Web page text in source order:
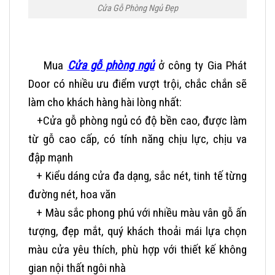
Cửa Gỗ Phòng Ngủ Đẹp
Mua Cửa gỗ phòng ngủ ở công ty Gia Phát
Door có nhiều ưu điểm vượt trội, chắc chắn sẽ
làm cho khách hàng hài lòng nhất:
+Cửa gỗ phòng ngủ có độ bền cao, được làm
từ gỗ cao cấp, có tính năng chịu lực, chịu va
đập mạnh
+ Kiểu dáng cửa đa dạng, sắc nét, tinh tế từng
đường nét, hoa văn
+ Màu sắc phong phú với nhiều màu vân gỗ ấn
tượng, đẹp mắt, quý khách thoải mái lựa chọn
màu cửa yêu thích, phù hợp với thiết kế không
gian nội thất ngôi nhà